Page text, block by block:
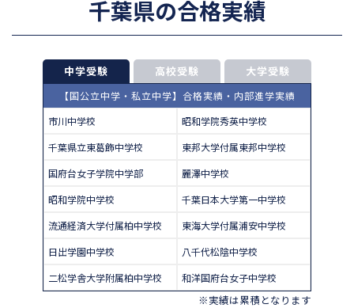
千葉県の合格実績
中学受験 高校受験 大学受験
【国公立中学・私立中学】合格実績・内部進学実績
市川中学校
昭和学院秀英中学校
千葉県立東葛飾中学校
東邦大学付属東邦中学校
国府台女子学院中学部
麗澤中学校
昭和学院中学校
千葉日本大学第一中学校
流通経済大学付属柏中学校
東海大学付属浦安中学校
日出学園中学校
八千代松陰中学校
二松学舎大学附属柏中学校
和洋国府台女子中学校
※実績は累積となります